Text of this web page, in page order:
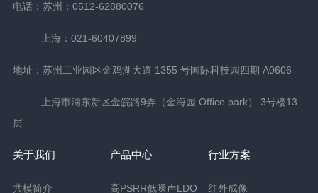
电话：苏州：0512-62880076
上海：021-60407899
地址：苏州工业园区金鸡湖大道 1355 号国际科技园四期 A0606
上海市浦东新区金皖路9弄（金海园 Office park） 3号楼13
层
关于我们
共模简介
产品中心
高PSRR低噪声LDO
行业方案
红外成像